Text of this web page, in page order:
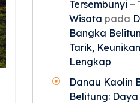
Tersembunyi –
Wisata pada
Bangka
Tarik,
Lengkap
Danau Kaolin
Belitung: Daya